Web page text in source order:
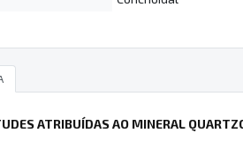
ATRIBUÍDAS AO MINERAL